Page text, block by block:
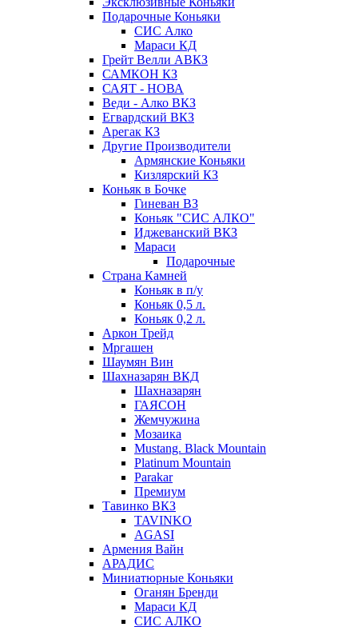
Подарочные Коньяки
СИС Алко
Мараси КД
Грейт Велли АВКЗ
САМКОН КЗ
САЯТ - НОВА
Веди - Алко ВКЗ
Егвардский ВКЗ
Арегак КЗ
Другие Производители
Армянские Коньяки
Кизлярский КЗ
Коньяк в Бочке
Гиневан ВЗ
Коньяк "СИС АЛКО"
Иджеванский ВКЗ
Мараси
Подарочные
Страна Камней
Коньяк в п/у
Коньяк 0,5 л.
Коньяк 0,2 л.
Аркон Трейд
Мргашен
Шаумян Вин
Шахназарян ВКД
Шахназарян
ГАЯСОН
Жемчужина
Мозаика
Mustang. Black Mountain
Platinum Mountain
Parakar
Премиум
Тавинко ВКЗ
TAVINKO
AGASI
Армения Вайн
АРАДИС
Миниатюрные Коньяки
Оганян Бренди
Мараси КД
СИС АЛКО